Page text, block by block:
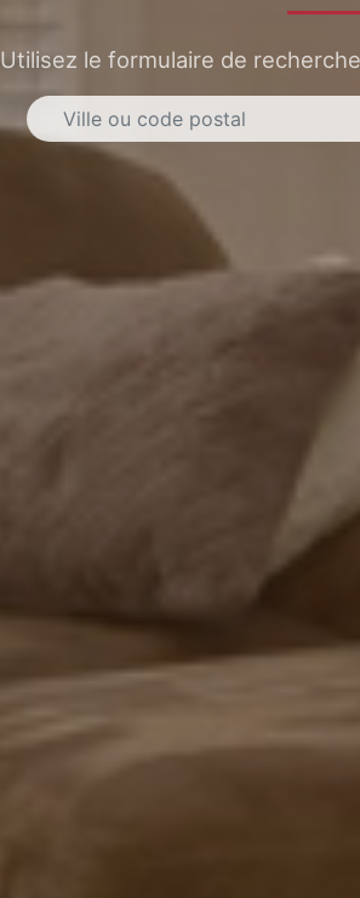
Utilisez le formulaire de